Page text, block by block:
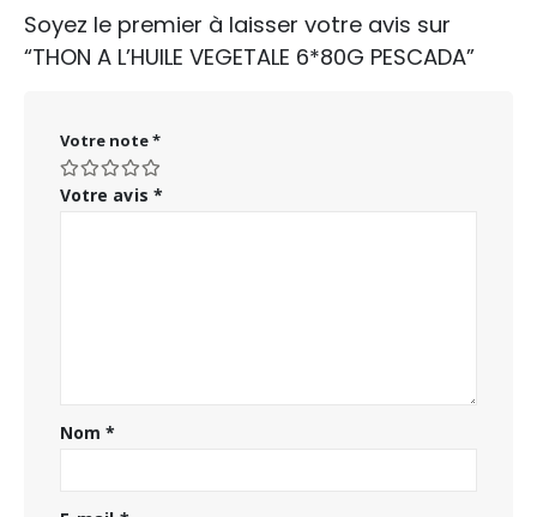
Soyez le premier à laisser votre avis sur
“THON A L’HUILE VEGETALE 6*80G PESCADA”
Votre note*
Votre avis *
Nom*